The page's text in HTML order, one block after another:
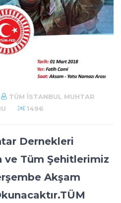
TÜM İSTANBUL MUHTAR
1496
Dernekleri
ve Tüm Şehitlerimiz
Akşam